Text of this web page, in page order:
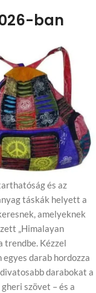
ban
és az
táskák helyett a
amelyeknek
„Himalayan
trendbe. Kézzel
darab hordozza
darabokat a
szövet – és a